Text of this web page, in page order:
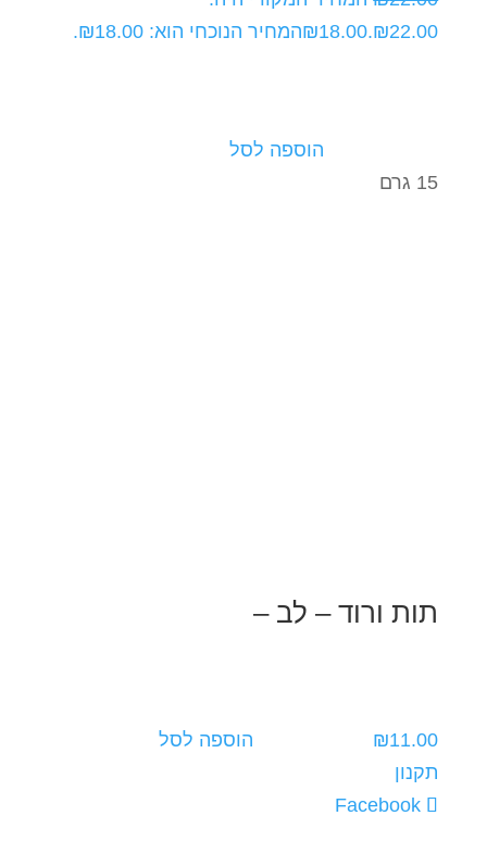
₪22.00.
₪18.00 המחיר הנוכחי הוא: ₪18.00.
הוספה לסל
15 גרם
תות ורוד – לב –
₪11.00
הוספה לסל
תקנון